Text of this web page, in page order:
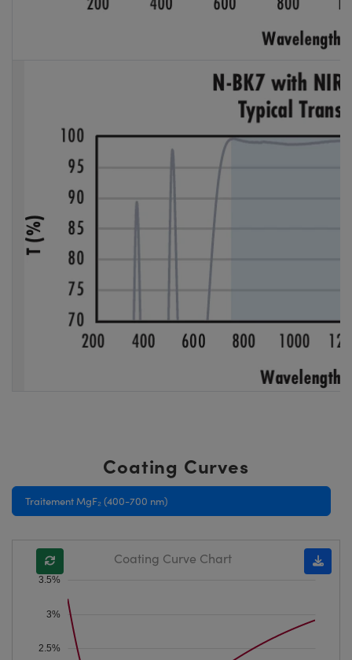
Coating Curves
Traitement MgF₂ (400-700 nm)
2.5%
3%
3.5%
Coating Curve Chart